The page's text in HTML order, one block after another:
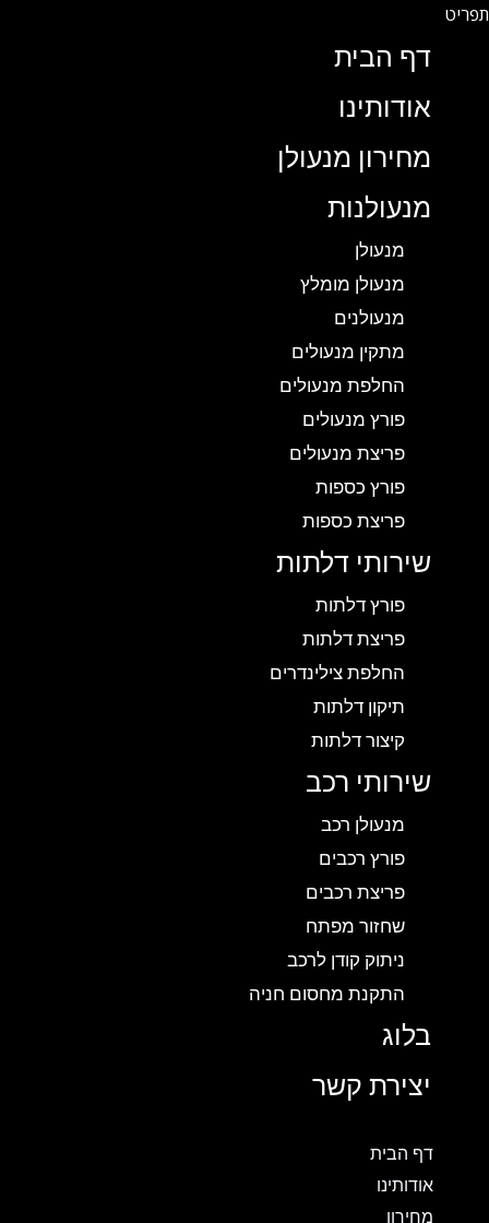
דף הבית
אודותינו
מחירון מנעולן
מנעולנות
מנעולן
מנעולן מומלץ
מנעולנים
מתקין מנעולים
החלפת מנעולים
פורץ מנעולים
פריצת מנעולים
פורץ כספות
פריצת כספות
שירותי דלתות
פורץ דלתות
פריצת דלתות
החלפת צילינדרים
תיקון דלתות
קיצור דלתות
שירותי רכב
מנעולן רכב
פורץ רכבים
פריצת רכבים
שחזור מפתח
ניתוק קודן לרכב
התקנת מחסום חניה
בלוג
יצירת קשר
דף הבית
אודותינו
מחירון